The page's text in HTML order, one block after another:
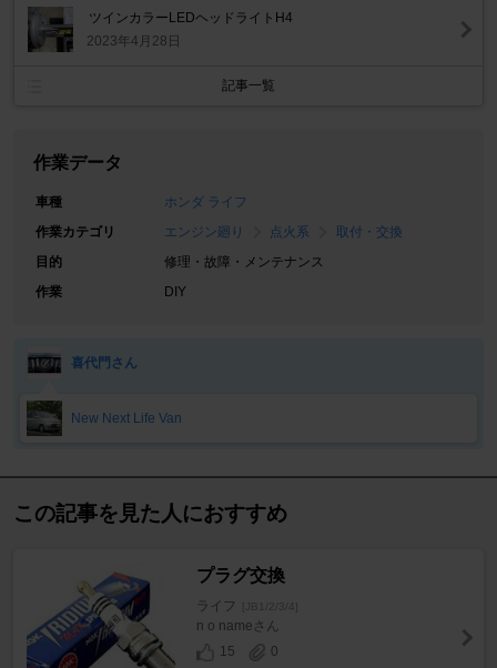
ツインカラーLEDヘッドライトH4
2023年4月28日
記事一覧
作業データ
車種
ホンダ ライフ
作業カテゴリ
エンジン廻り 点火系
取付・交換
目的
修理・故障・メンテナンス
作業
DIY
喜代門さん
New Next Life Van
この記事を見た人におすすめ
プラグ交換
ライフ [JB1/2/3/4]
n o nameさん
15
0